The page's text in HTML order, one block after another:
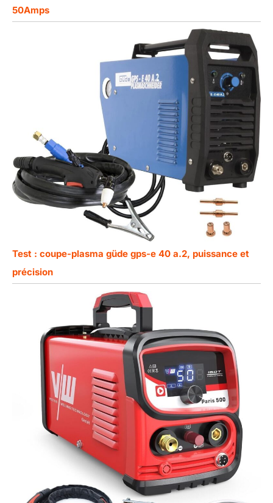
50Amps
Test : coupe-plasma güde gps-e 40 a.2, puissance et
précision